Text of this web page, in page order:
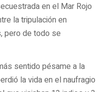
en el Mar Rojo
la tripulación en
pero de todo se
sentido pésame a la
la vida en el naufragio